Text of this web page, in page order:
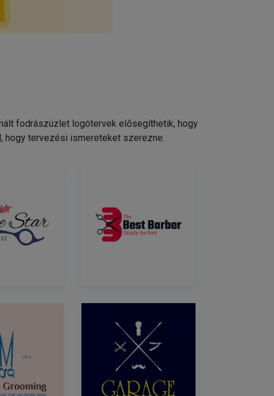
fodrászüzlet logótervek elősegíthetik, hogy
hogy tervezési ismereteket szerezne.